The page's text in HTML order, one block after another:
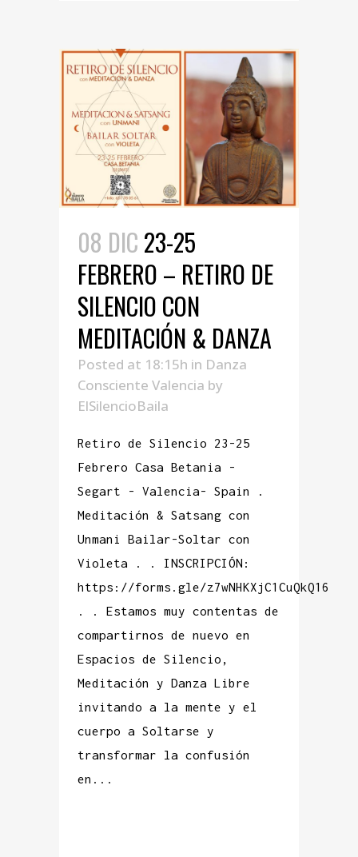
08 DIC 23-25
FEBRERO – RETIRO DE
SILENCIO CON
MEDITACIÓN & DANZA
Posted at 18:15h in Danza
Consciente Valencia by
ElSilencioBaila
Retiro de Silencio 23-25
Febrero Casa Betania -
Segart - Valencia- Spain .
Meditación & Satsang con
Unmani Bailar-Soltar con
Violeta . . INSCRIPCIÓN:
https://forms.gle/z7wNHKXjC1CuQkQ16
. . Estamos muy contentas de
compartirnos de nuevo en
Espacios de Silencio,
Meditación y Danza Libre
invitando a la mente y el
cuerpo a Soltarse y
transformar la confusión
en...